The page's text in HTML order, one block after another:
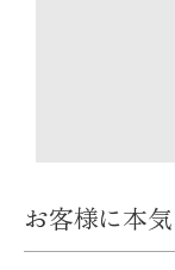
お客様に本